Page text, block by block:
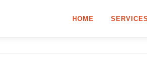
HOME SERVICES